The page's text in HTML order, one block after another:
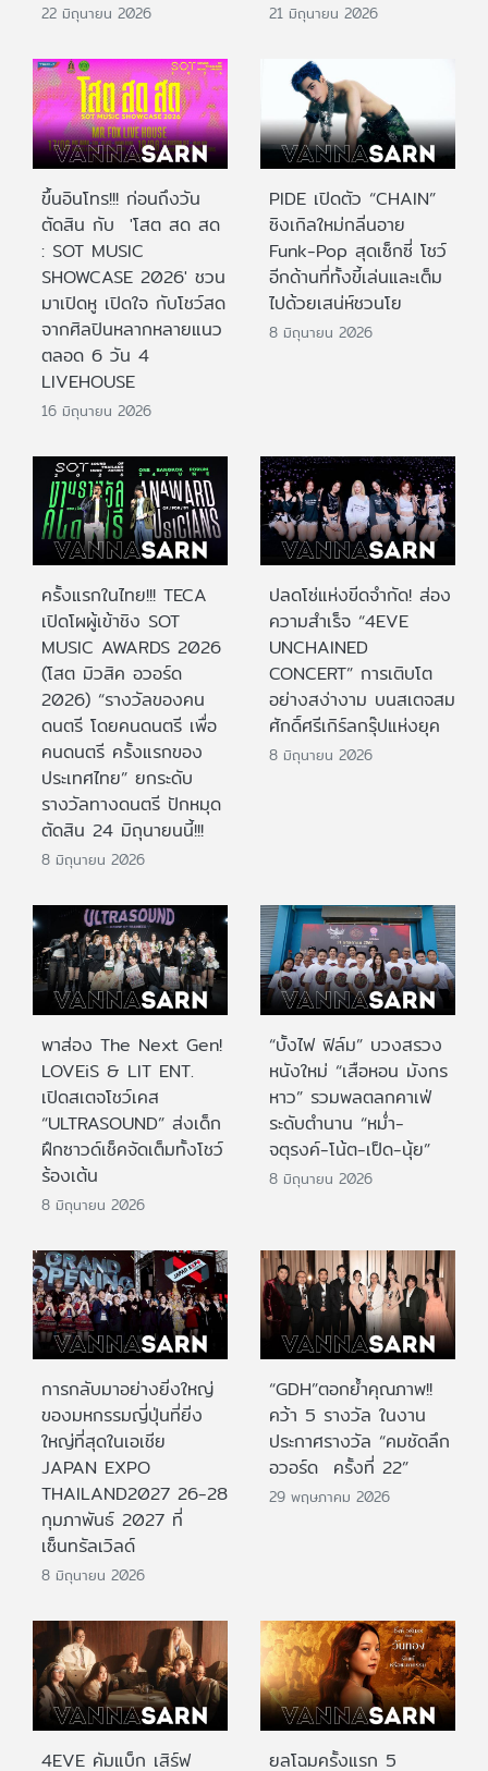
22 มิถุนายน 2026 21 มิถุนายน 2026
ขึ้นอินโทร!!! ก่อนถึงวัน
ตัดสิน กับ 'โสต สด สด
: SOT MUSIC
SHOWCASE 2026' ชวน
มาเปิดหู เปิดใจ กับโชว์สด
จากศิลปินหลากหลายแนว
ตลอด 6 วัน 4
LIVEHOUSE
16 มิถุนายน 2026
PIDE เปิดตัว “CHAIN”
ซิงเกิลใหม่กลิ่นอาย
Funk-Pop สุดเซ็กซี่ โชว์
อีกด้านที่ทั้งขี้เล่นและเต็ม
ไปด้วยเสน่ห์ชวนโย
8 มิถุนายน 2026
ครั้งแรกในไทย!!! TECA
เปิดโผผู้เข้าชิง SOT
MUSIC AWARDS 2026
(โสต มิวสิค อวอร์ด
2026) “รางวัลของคน
ดนตรี โดยคนดนตรี เพื่อ
คนดนตรี ครั้งแรกของ
ประเทศไทย” ยกระดับ
รางวัลทางดนตรี ปักหมุด
ตัดสิน 24 มิถุนายนนี้!!!
8 มิถุนายน 2026
ปลดโซ่แห่งขีดจำกัด! ส่อง
ความสำเร็จ “4EVE
UNCHAINED
CONCERT” การเติบโต
อย่างสง่างาม บนสเตจสม
ศักดิ์ศรีเกิร์ลกรุ๊ปแห่งยุค
8 มิถุนายน 2026
พาส่อง The Next Gen!
LOVEiS & LIT ENT.
เปิดสเตจโชว์เคส
“ULTRASOUND” ส่งเด็ก
ฝึกซาวด์เช็คจัดเต็มทั้งโชว์
ร้องเต้น
8 มิถุนายน 2026
“บั้งไฟ ฟิล์ม” บวงสรวง
หนังใหม่ “เสือหอน มังกร
หาว” รวมพลตลกคาเฟ่
ระดับตำนาน “หม่ำ-
จตุรงค์-โน้ต-เป็ด-นุ้ย”
8 มิถุนายน 2026
การกลับมาอย่างยิ่งใหญ่
ของมหกรรมญี่ปุ่นที่ยิ่ง
ใหญ่ที่สุดในเอเชีย
JAPAN EXPO
THAILAND2027 26-28
กุมภาพันธ์ 2027 ที่
เซ็นทรัลเวิลด์
8 มิถุนายน 2026
“GDH”ตอกย้ำคุณภาพ!!
คว้า 5 รางวัล ในงาน
ประกาศรางวัล “คมชัดลึก
อวอร์ด ครั้งที่ 22”
29 พฤษภาคม 2026
4EVE คัมแบ็ก เสิร์ฟ ยลโฉมครั้งแรก 5